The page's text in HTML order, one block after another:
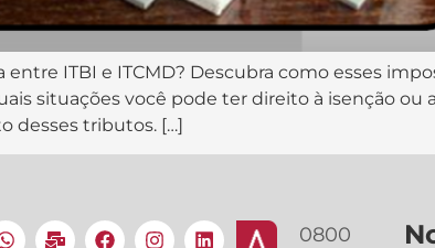
entre ITBI e ITCMD? Descubra como esses
situações você pode ter direito à isenção ou
desses tributos. […]
0800